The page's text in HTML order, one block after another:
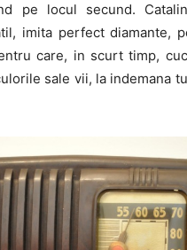
pe locul secund.
imita perfect diamante,
care, in scurt timp,
sale vii, la indemana